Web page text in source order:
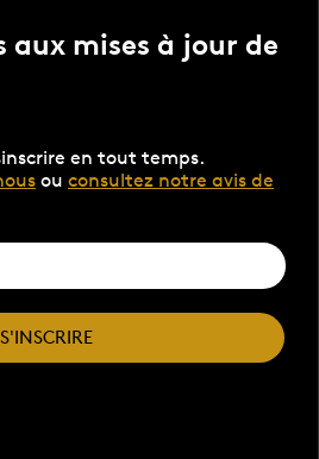
aux mises à jour de
en tout temps.
ou consultez notre avis de
S'INSCRIRE